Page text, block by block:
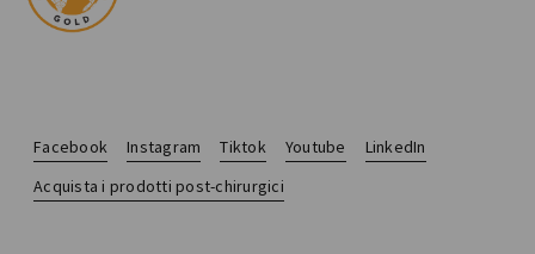
Facebook Instagram Tiktok Youtube
LinkedIn
Acquista i prodotti post-chirurgici